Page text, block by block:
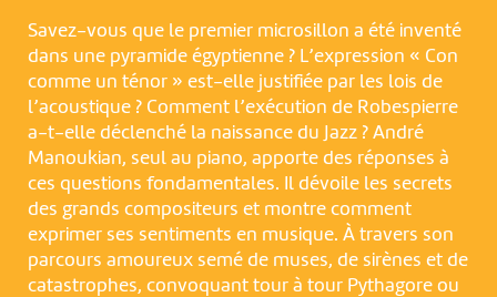
Savez-vous que le premier microsillon a été inventé
dans une pyramide égyptienne ? L’expression « Con
comme un ténor » est-elle justifiée par les lois de
l’acoustique ? Comment l’exécution de Robespierre
a-t-elle déclenché la naissance du Jazz ? André
Manoukian, seul au piano, apporte des réponses à
ces questions fondamentales. Il dévoile les secrets
des grands compositeurs et montre comment
exprimer ses sentiments en musique. À travers son
parcours amoureux semé de muses, de sirènes et de
catastrophes, convoquant tour à tour Pythagore ou